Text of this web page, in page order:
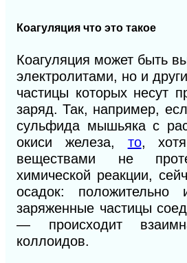
Коагуляция что это такое
Коагуляция может быть
электролитами, но и
частицы которых несут
заряд. Так, например,
сульфида мышьяка с
окиси железа, то,
веществами не
химической реакции,
осадок: положительно
заряженные частицы
— происходит
коллоидов.